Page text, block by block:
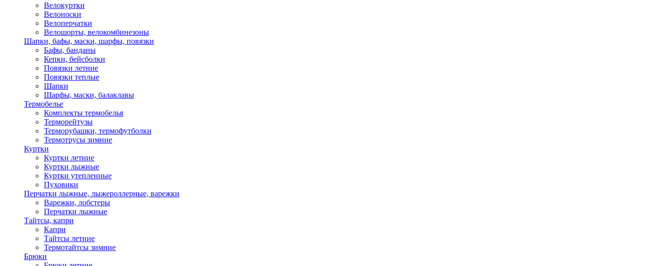
Велокуртки
Велоноски
Велоперчатки
Велошорты, велокомбинезоны
Шапки, бафы, маски, шарфы, повязки
Бафы, банданы
Кепки, бейсболки
Повязки летние
Повязки теплые
Шапки
Шарфы, маски, балаклавы
Термобелье
Комплекты термобелья
Терморейтузы
Терморубашки, термофутболки
Термотрусы зимние
Куртки
Куртки летние
Куртки лыжные
Куртки утепленные
Пуховики
Перчатки лыжные, лыжероллерные, варежки
Варежки, лобстеры
Перчатки лыжные
Тайтсы, капри
Капри
Тайтсы летние
Термотайтсы зимние
Брюки